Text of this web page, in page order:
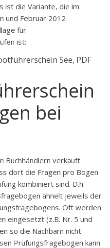
ist die Variante, die im
und Februar 2012
für
ist:
See, PDF
bei
Buchhändlern verkauft
dort die Fragen pro Bogen
kombiniert sind. D.h.
ähnelt jeweils der
Oft werden
eingesetzt (z.B. Nr. 5 und
so die Nachbarn nicht
Prüfungsfragebögen kann